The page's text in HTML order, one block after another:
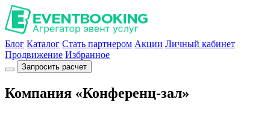
Блог Каталог Стать партнером Акции Личный кабинет
Продвижение Избранное
Запросить расчет
Компания «Конференц-зал»